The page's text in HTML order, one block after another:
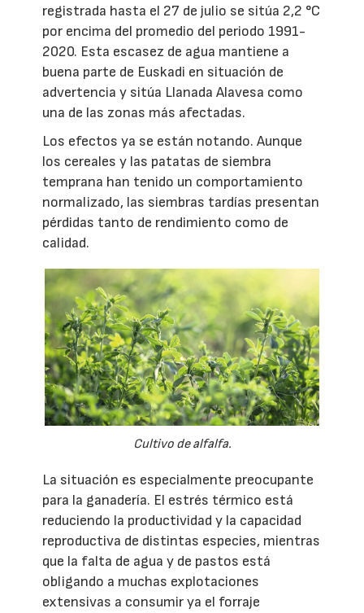
registrada hasta el 27 de julio se sitúa 2,2 °C
por encima del promedio del periodo 1991-
2020. Esta escasez de agua mantiene a
buena parte de Euskadi en situación de
advertencia y sitúa Llanada Alavesa como
una de las zonas más afectadas.
Los efectos ya se están notando. Aunque
los cereales y las patatas de siembra
temprana han tenido un comportamiento
normalizado, las siembras tardías presentan
pérdidas tanto de rendimiento como de
calidad.
Cultivo de alfalfa.
La situación es especialmente preocupante
para la ganadería. El estrés térmico está
reduciendo la productividad y la capacidad
reproductiva de distintas especies, mientras
que la falta de agua y de pastos está
obligando a muchas explotaciones
extensivas a consumir ya el forraje